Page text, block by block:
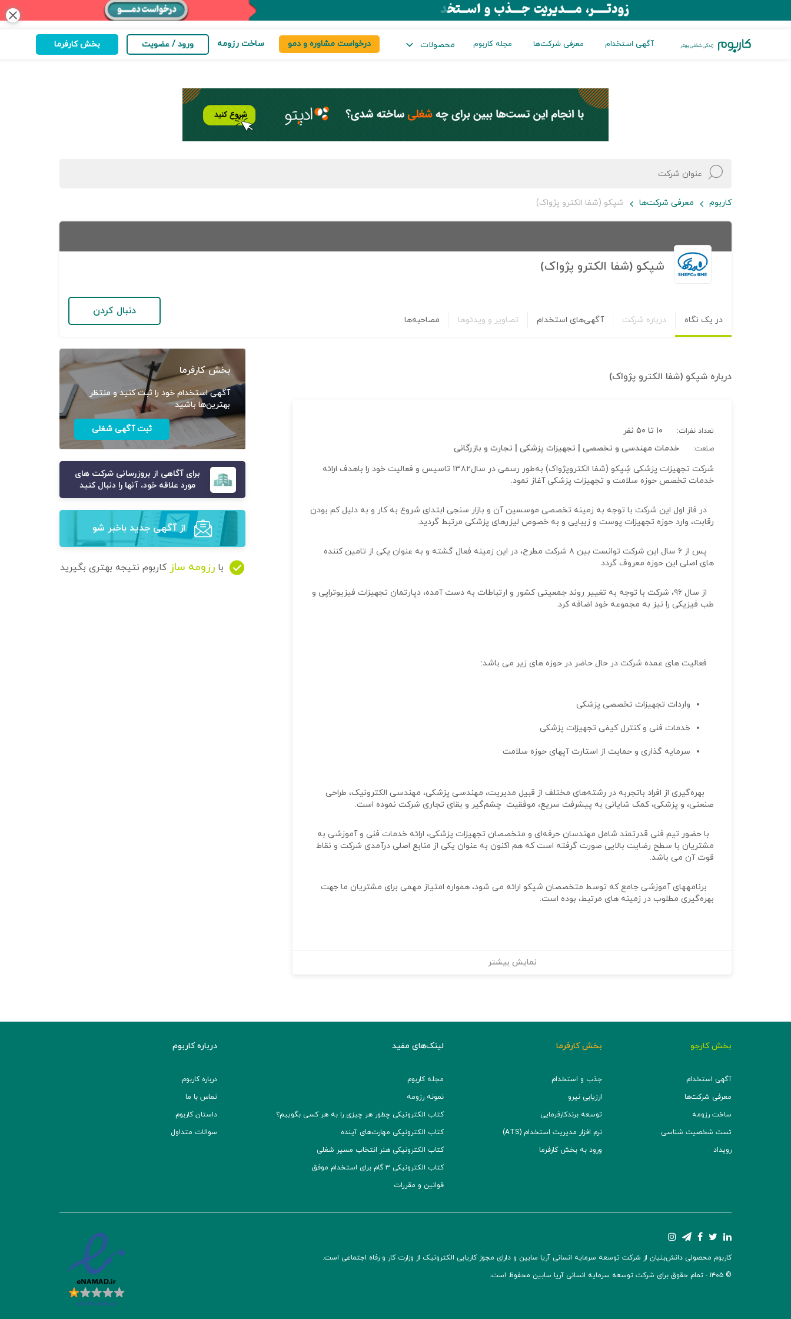
close
آگهی استخدام معرفی شرکت‌ها مجله کاربوم محصولات درخواست مشاوره و دمو ساخت رزومه ورود / عضویت بخش کارفرما
کاربوم معرفی شرکت‌ها شپکو (شفا الکترو پژواک)
شپکو (شفا الکترو پژواک)
در یک نگاه درباره شرکت آگهی‌های استخدام تصاویر و ویدئوها مصاحبه‌ها
دنبال کردن
درباره شپکو (شفا الکترو پژواک)
تعداد نفرات: ۱۰ تا ۵۰ نفر
صنعت:
خدمات مهندسی و تخصصی | تجهیزات پزشکی | تجارت و بازرگانی
شرکت تجهیزات پزشکی شِپکو (شفا الکتروپژواک) به‌طور رسمی در سال۱۳۸۲ تاسیس و فعالیت خود را باهدف ارائه
خدمات تخصص حوزه سلامت و تجهیزات پزشکی آغاز نمود.
در فاز اول این شرکت با توجه به زمینه تخصصی موسسین آن و بازار سنجی ابتدای شروع به کار و به دلیل کم بودن
رقابت، وارد حوزه تجهیزات پوست و زیبایی و به خصوص لیزرهای پزشکی مرتبط گردید.
پس از ۶ سال این شرکت توانست بین ۸ شرکت مطرح، در این زمینه فعال گشته و به عنوان یکی از تامین کننده
های اصلی این حوزه معروف گردد.
از سال ۹۶، شرکت با توجه به تغییر روند جمعیتی کشور و ارتباطات به دست آمده، دپارتمان تجهیزات فیزیوتراپی و
طب فیزیکی را نیز به مجموعه خود اضافه کرد.
فعالیت های عمده شرکت در حال حاضر در حوزه های زیر می باشد:
واردات تجهیزات تخصصی پزشکی
خدمات فنی و کنترل کیفی تجهیزات پزشکی
سرمایه گذاری و حمایت از استارت آپهای حوزه سلامت
بهره‌گیری از افراد باتجربه در رشته‌های مختلف از قبیل مدیریت، مهندسی پزشکی، مهندسی الکترونیک، طراحی
صنعتی، و پزشکی، کمک شایانی به پیشرفت سریع، موفقیت چشم‌گیر و بقای تجاری شرکت نموده است.
با حضور تیم فنی قدرتمند شامل مهندسان حرفه‌ای و متخصصان تجهیزات پزشکی، ارائه خدمات فنی و آموزشی به
مشتریان با سطح رضایت بالایی صورت گرفته است که هم اکنون به عنوان یکی از منابع اصلی درآمدی شرکت و نقاط
قوت آن می باشد.
برنامه­های آموزشی جامع که توسط متخصصان شپکو ارائه‌ می شود، همواره امتیاز مهمی برای مشتریان ما جهت
بهره‌گیری مطلوب در زمینه های مرتبط، بوده است.
نمایش بیشتر
بخش کارفرما
آگهی استخدام خود را ثبت کنید و منتظر
بهترین‌ها باشید
ثبت آگهی شغلی
برای آگاهی از بروزرسانی شرکت های
مورد علاقه خود، آنها را دنبال کنید
از آگهی‌ جدید باخبر شو
با رزومه ساز کاربوم نتیجه بهتری بگیرید
بخش کارجو
آگهی استخدام
معرفی شرکت‌ها
ساخت رزومه
تست شخصیت شناسی
رویداد
بخش کارفرما
جذب و استخدام
ارزیابی نیرو
توسعه برند‌کارفرمایی
نرم افزار مدیریت استخدام (ATS)
ورود به بخش کارفرما
لینک‌های مفید
مجله کاربوم
نمونه رزومه
کتاب الکترونیکی چطور هر چیزی را به هر کسی بگوییم؟
کتاب الکترونیکی مهارت‌های آینده
کتاب الکترونیکی هنر انتخاب مسیر شغلی
کتاب الکترونیکی ۳ گام برای استخدام موفق
قوانین و مقررات
درباره کاربوم
درباره کاربوم
تماس با ما
داستان کاربوم
سوالات متداول
کاربوم محصولی دانش‌بنیان از شرکت توسعه سرمایه انسانی آریا سابین و دارای مجوز کاریابی الکترونیک از وزارت کار و رفاه اجتماعی است.
© ۱۴۰۵ -
تمام حقوق برای شرکت توسعه سرمایه انسانی آریا سابین محفوظ است.